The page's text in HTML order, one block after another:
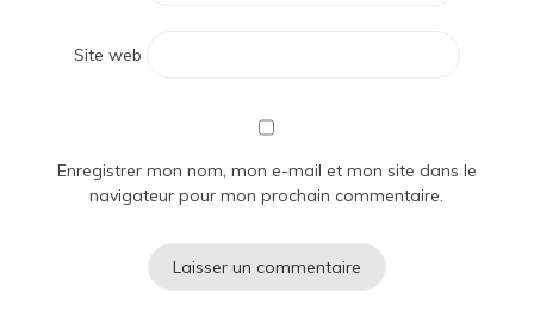
Site web
Enregistrer mon nom, mon e-mail et mon site dans le
navigateur pour mon prochain commentaire.